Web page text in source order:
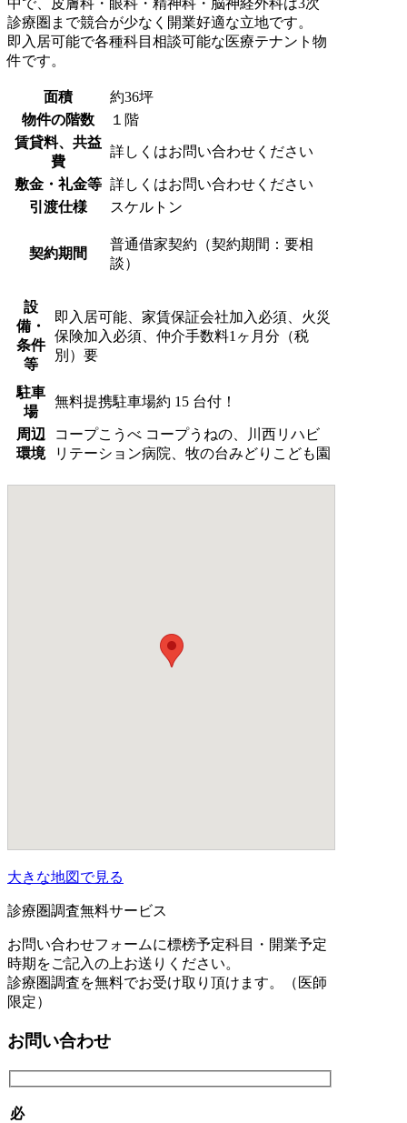
中で、皮膚科・眼科・精神科・脳神経外科は3次
診療圏まで競合が少なく開業好適な立地です。
即入居可能で各種科目相談可能な医療テナント物
件です。
面積
約36坪
物件の階数
１階
賃貸料、共益
費
詳しくはお問い合わせください
敷金・礼金等 詳しくはお問い合わせください
引渡仕様
スケルトン
契約期間
普通借家契約（契約期間：要相
談）
設
備・
条件
等
即入居可能、家賃保証会社加入必須、火災
保険加入必須、仲介手数料1ヶ月分（税
別）要
駐車
場
無料提携駐車場約 15 台付！
周辺
環境
コープこうべ コープうねの、川西リハビ
リテーション病院、牧の台みどりこども園
大きな地図で見る
診療圏調査無料サービス
お問い合わせフォームに標榜予定科目・開業予定
時期をご記入の上お送りください。
診療圏調査を無料でお受け取り頂けます。（医師
限定）
お問い合わせ
必